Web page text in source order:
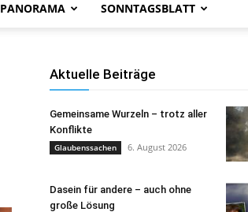
PANORAMA SONNTAGSBLATT
Aktuelle Beiträge
Gemeinsame Wurzeln – trotz aller
Konflikte
Glaubenssachen 6. August 2026
Dasein für andere – auch ohne
große Lösung